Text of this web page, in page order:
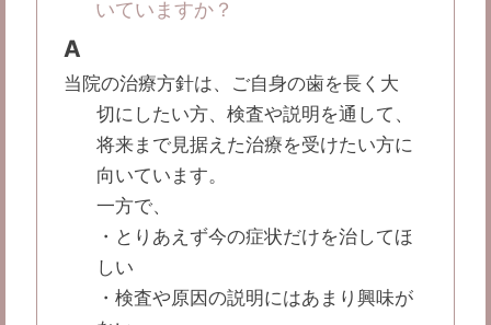
いていますか？
A
当院の治療方針は、ご自身の歯を長く大
切にしたい方、検査や説明を通して、
将来まで見据えた治療を受けたい方に
向いています。
一方で、
・とりあえず今の症状だけを治してほ
しい
・検査や原因の説明にはあまり興味が